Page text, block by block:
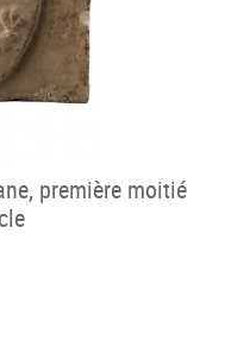
première moitié